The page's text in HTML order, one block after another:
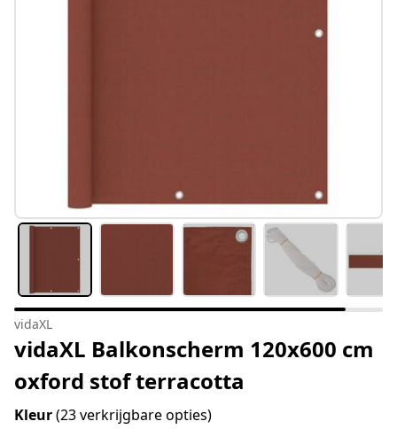
vidaXL
vidaXL Balkonscherm 120x600 cm
oxford stof terracotta
Kleur(23 verkrijgbare opties)